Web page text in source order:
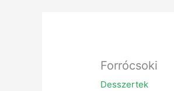
Forrócsoki
Desszertek